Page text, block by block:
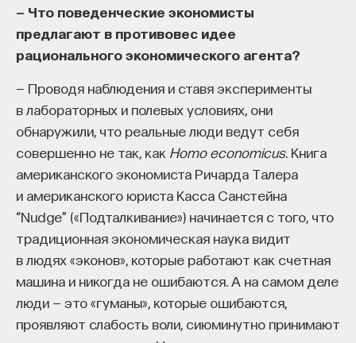
— Что поведенческие экономисты
предлагают в противовес идее
рационального экономического агента?
— Проводя наблюдения и ставя эксперименты
в лабораторных и полевых условиях, они
обнаружили, что реальные люди ведут себя
совершенно не так, как Homo economicus. Книга
американского экономиста Ричарда Талера
и американского юриста Касса Санстейна
“Nudge” («Подталкивание») начинается с того, что
традиционная экономическая наука видит
в людях «эконов», которые работают как счетная
машина и никогда не ошибаются. А на самом деле
люди — это «гуманы», которые ошибаются,
проявляют слабость воли, сиюминутно принимают